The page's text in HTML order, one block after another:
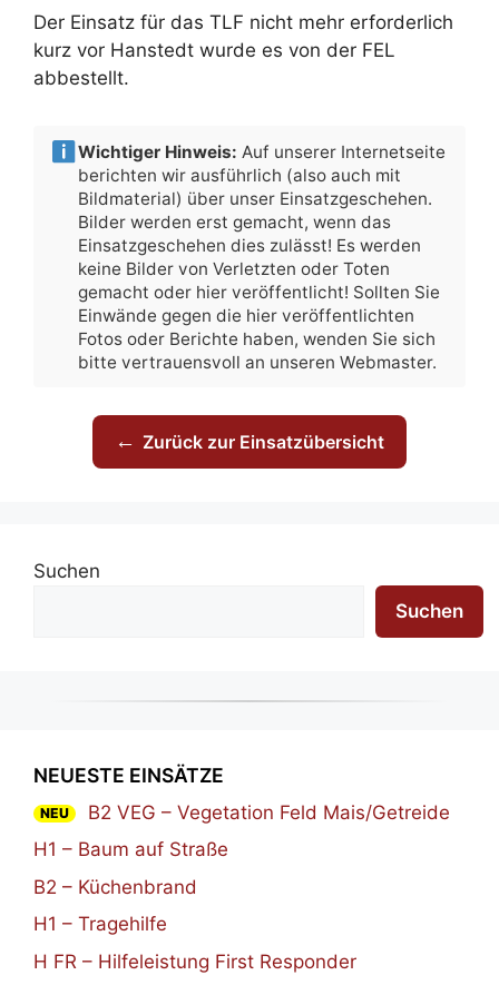
Der Einsatz für das TLF nicht mehr erforderlich
kurz vor Hanstedt wurde es von der FEL
abbestellt.
Wichtiger Hinweis: Auf unserer Internetseite
berichten wir ausführlich (also auch mit
Bildmaterial) über unser Einsatzgeschehen.
Bilder werden erst gemacht, wenn das
Einsatzgeschehen dies zulässt! Es werden
keine Bilder von Verletzten oder Toten
gemacht oder hier veröffentlicht! Sollten Sie
Einwände gegen die hier veröffentlichten
Fotos oder Berichte haben, wenden Sie sich
bitte vertrauensvoll an unseren Webmaster.
← Zurück zur Einsatzübersicht
Suchen
Suchen
NEUESTE EINSÄTZE
NEU
B2 VEG – Vegetation Feld Mais/Getreide
H1 – Baum auf Straße
B2 – Küchenbrand
H1 – Tragehilfe
H FR – Hilfeleistung First Responder